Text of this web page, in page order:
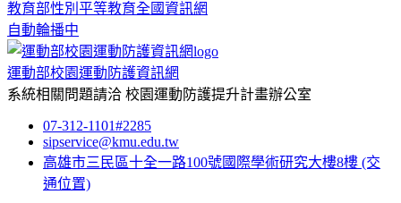
教育部性別平等教育全國資訊網
自動輪播中
運動部校園運動防護資訊網
系統相關問題請洽 校園運動防護提升計畫辦公室
07-312-1101#2285
sipservice@kmu.edu.tw
高雄市三民區十全一路100號國際學術研究大樓8樓 (交
通位置)